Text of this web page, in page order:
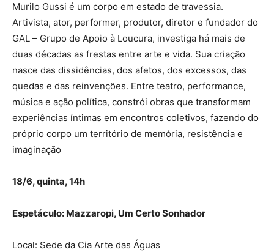
Murilo Gussi é um corpo em estado de travessia.
Artivista, ator, performer, produtor, diretor e fundador do
GAL – Grupo de Apoio à Loucura, investiga há mais de
duas décadas as frestas entre arte e vida. Sua criação
nasce das dissidências, dos afetos, dos excessos, das
quedas e das reinvenções. Entre teatro, performance,
música e ação política, constrói obras que transformam
experiências íntimas em encontros coletivos, fazendo do
próprio corpo um território de memória, resistência e
imaginação
18/6, quinta, 14h
Espetáculo: Mazzaropi, Um Certo Sonhador
Local: Sede da Cia Arte das Águas